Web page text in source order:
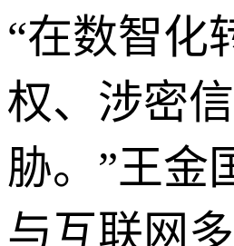
“在数智化
权、涉密
胁。”王金
与互联网